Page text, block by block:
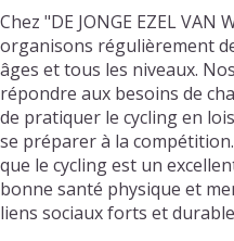
Chez "DE JONGE EZEL VAN
organisons régulièrement
âges et tous les niveaux.
répondre aux besoins de
de pratiquer le cycling en
se préparer à la
que le cycling est un
bonne santé physique et
liens sociaux forts et